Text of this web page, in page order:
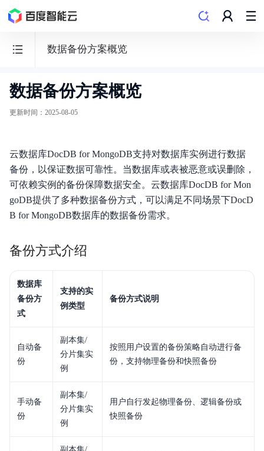
数据备份方案概览
云
数
DocDB
for
MongoDB
功能发布记录
重要通知
产品描述
产品定价
操作指南
数据备份方案概览
更新时间 ： 2025-08-05
云数据库DocDB for MongoDB支持对数据库实例进行数据
备份，以保证数据可靠性。当数据库或表被恶意或误删除，
可依赖实例的备份保障数据安全。云数据库DocDB for Mon
goDB提供了多种数据备份方式，可以满足不同场景下DocD
B for MongoDB数据库的数据备份需求。
备份方式介绍
数据库
备份方
式
支持的实
例类型
备份方式说明
自动备
份
副本集/
分片集实
例
按照用户设置的备份策略自动进行备
份，支持物理备份和快照备份
手动备
份
副本集/
分片集实
例
用户自行发起物理备份、逻辑备份或
快照备份